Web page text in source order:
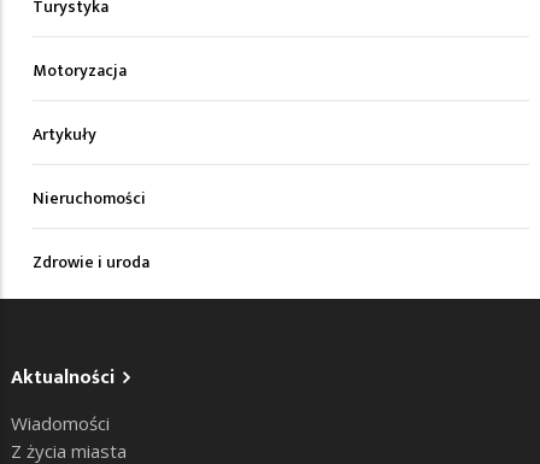
Turystyka
Motoryzacja
Artykuły
Nieruchomości
Zdrowie i uroda
Aktualności
Wiadomości
Z życia miasta